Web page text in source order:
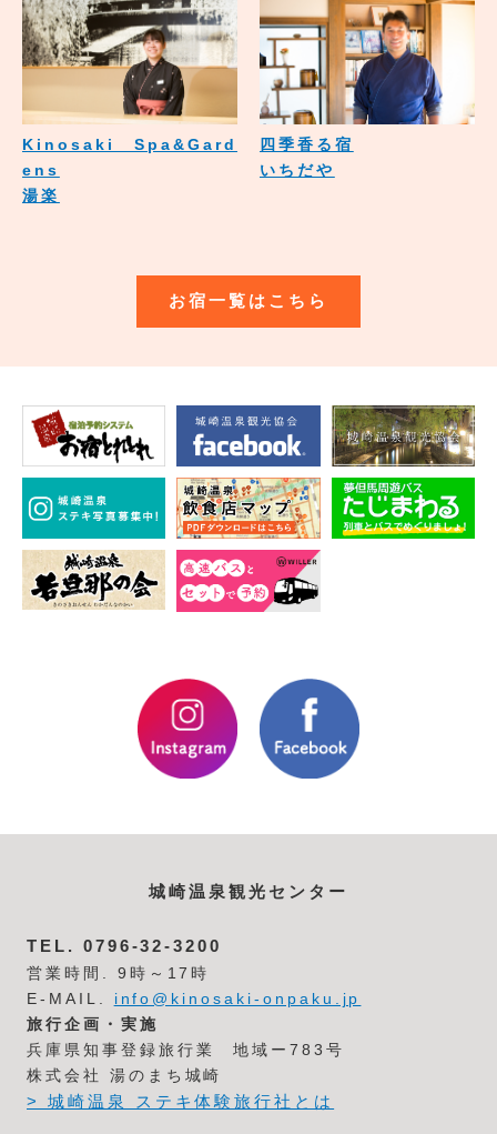
Kinosaki Spa&Gard
ens
湯楽
四季香る宿
いちだや
お宿一覧はこちら
城崎温泉観光センター
TEL. 0796-32-3200
営業時間. 9時～17時
E-MAIL. info@kinosaki-onpaku.jp
旅行企画・実施
兵庫県知事登録旅行業 地域ー783号
株式会社 湯のまち城崎
> 城崎温泉 ステキ体験旅行社とは